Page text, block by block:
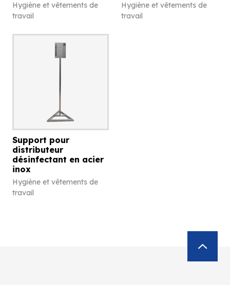
Hygiène et vêtements de
travail
Hygiène et vêtements de
travail
Support pour
distributeur
désinfectant en acier
inox
Hygiène et vêtements de
travail